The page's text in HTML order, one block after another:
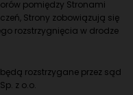
pomiędzy Stronami
Strony zobowiązują się
rozstrzygnięcia w drodze
rozstrzygane przez sąd
z o.o.